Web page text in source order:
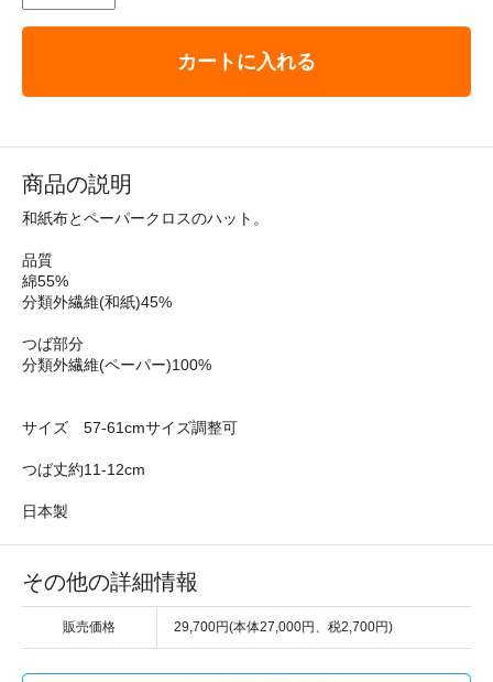
カートに入れる
商品の説明
和紙布とペーパークロスのハット。
品質
綿55%
分類外繊維(和紙)45%
つば部分
分類外繊維(ペーパー)100%
サイズ 57-61cmサイズ調整可
つば丈約11-12cm
日本製
その他の詳細情報
販売価格 29,700円(本体27,000円、税2,700円)